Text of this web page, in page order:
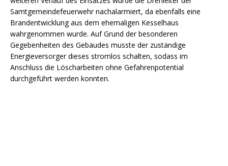
Samtgemeindefeuerwehr nachalarmiert, da ebenfalls eine
Brandentwicklung aus dem ehemaligen Kesselhaus
wahrgenommen wurde. Auf Grund der besonderen
Gegebenheiten des Gebäudes musste der zuständige
Energieversorger dieses stromlos schalten, sodass im
Anschluss die Löscharbeiten ohne Gefahrenpotential
durchgeführt werden konnten.